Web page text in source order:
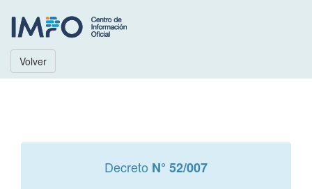
Volver
Decreto N° 52/007